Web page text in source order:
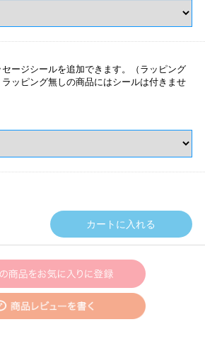
ージシールを追加できます。（ラッピング
ッピング無しの商品にはシールは付きませ